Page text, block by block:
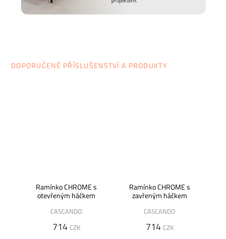
DOPORUČENÉ PŘÍSLUŠENSTVÍ A PRODUKTY
Ramínko CHROME s
otevřeným háčkem
CASCANDO
714 CZK
Ramínko CHROME s
zavřeným háčkem
CASCANDO
714 CZK